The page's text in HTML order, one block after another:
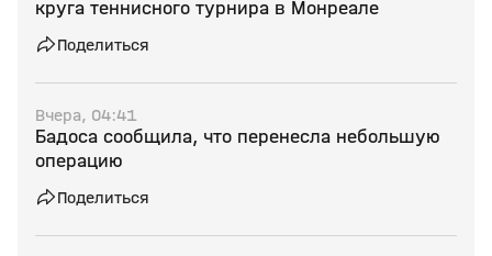
круга теннисного турнира в Монреале
Поделиться
Вчера, 04:41
Бадоса сообщила, что перенесла небольшую
операцию
Поделиться